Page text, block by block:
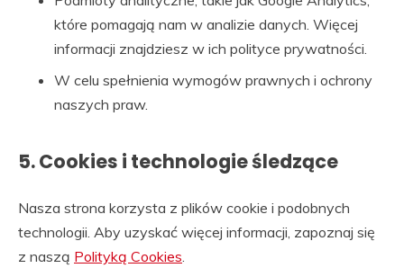
które pomagają nam w analizie danych. Więcej
informacji znajdziesz w ich polityce prywatności.
W celu spełnienia wymogów prawnych i ochrony
naszych praw.
5. Cookies i technologie śledzące
Nasza strona korzysta z plików cookie i podobnych
technologii. Aby uzyskać więcej informacji, zapoznaj się
z naszą Polityką Cookies